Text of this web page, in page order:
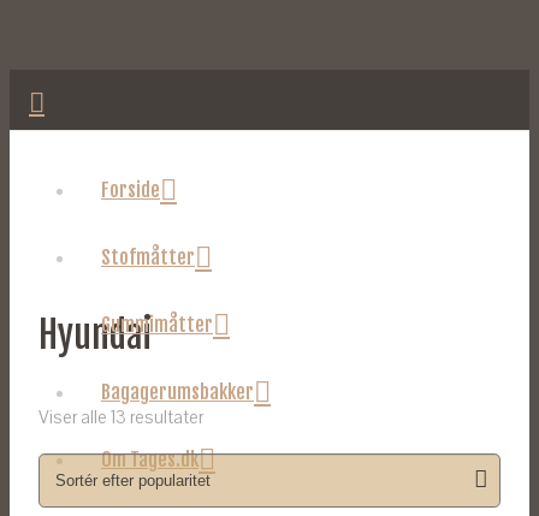
Forside
Stofmåtter
Gummimåtter
Bagagerumsbakker
Om Tages.dk
Hyundai
Viser alle 13 resultater